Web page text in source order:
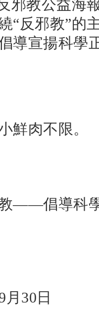
邪教公益海
“反邪教”的
導宣揚科學
鮮肉不限。
——倡導科
30日